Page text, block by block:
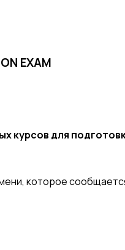
EXAM
курсов для
которое